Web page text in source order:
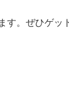
す。ぜひゲッ